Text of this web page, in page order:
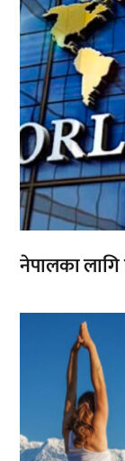
नेपालका